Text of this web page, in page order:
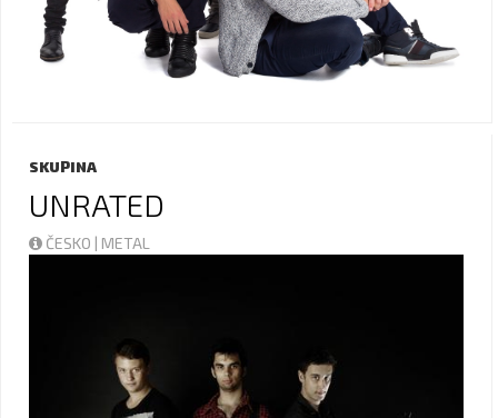
SKUPINA
UNRATED
ČESKO | METAL